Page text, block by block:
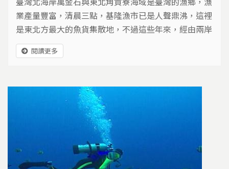
業產量豐富，清晨三點，基隆漁市已是人聲鼎沸，這裡
是東北方最大的魚貨集散地，不過這些年來，經由兩岸
貿易而來的魚，似乎漸漸占據了魚攤，也有魚販感嘆，
金山附近的魚因為靠近核電廠，因而乏人問津。 原本
小烏魚占據了貢寮雙溪河河口，但是令人訝異的並不是
數量，而是每一隻魚，都有了變形的身軀。1970年代
閱讀更多